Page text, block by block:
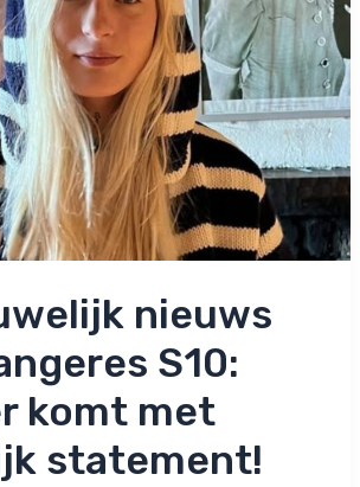
nieuws
S10:
komt met
statement!